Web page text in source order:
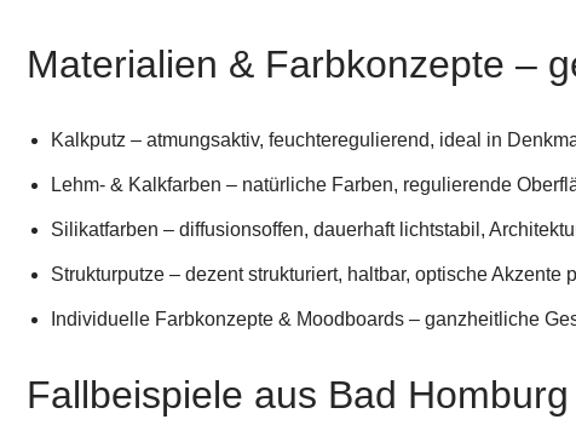
Materialien & Farbkonzepte –
Kalkputz – atmungsaktiv, feuchteregulierend, ideal in
Lehm- & Kalkfarben – natürliche Farben, regulierende
Silikatfarben – diffusionsoffen, dauerhaft lichtstabil,
Strukturputze – dezent strukturiert, haltbar, optische Akzente
Individuelle Farbkonzepte & Moodboards – ganzheitliche
Fallbeispiele aus Bad